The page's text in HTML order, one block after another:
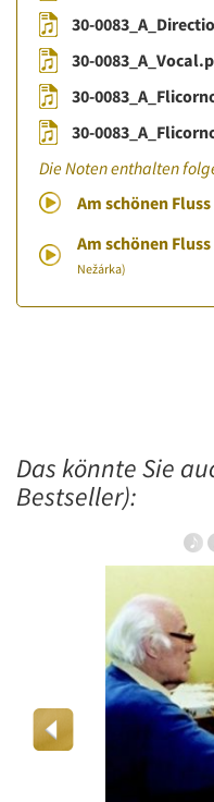
30-
30-
30-
30-
Die Noten enthalten
Am schönen
Am schönen
Nežárka)
Das könnte Sie
Bestseller):